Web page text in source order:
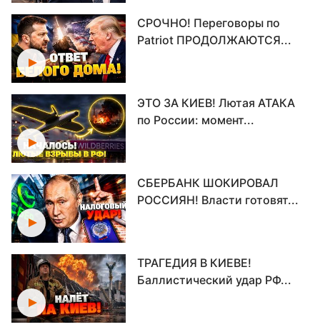
СРОЧНО! Переговоры по
Patriot ПРОДОЛЖАЮТСЯ...
ЭТО ЗА КИЕВ! Лютая АТАКА
по России: момент...
СБЕРБАНК ШОКИРОВАЛ
РОССИЯН! Власти готовят...
ТРАГЕДИЯ В КИЕВЕ!
Баллистический удар РФ...